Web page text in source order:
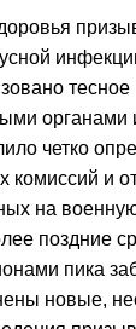
тесное
органами
четко
комиссий и
на
поздние
пика
новые,